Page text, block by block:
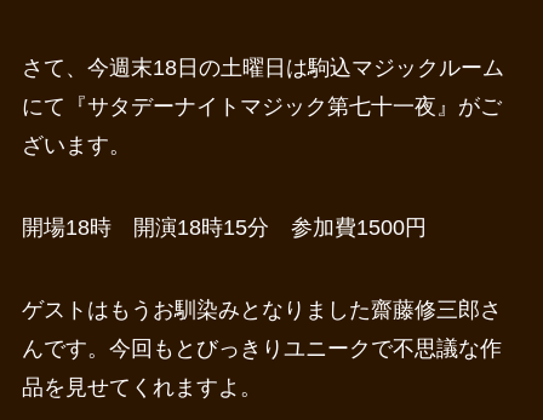
さて、今週末18日の土曜日は駒込マジックルーム
にて『サタデーナイトマジック第七十一夜』がご
ざいます。
開場18時 開演18時15分 参加費1500円
ゲストはもうお馴染みとなりました齋藤修三郎さ
んです。今回もとびっきりユニークで不思議な作
品を見せてくれますよ。